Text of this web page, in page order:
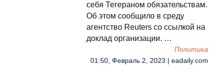
себя Тегераном обязательствам.
Об этом сообщило в среду
агентство Reuters со ссылкой на
доклад организации. …
Политика
01:50, Февраль 2, 2023 | eadaily.com